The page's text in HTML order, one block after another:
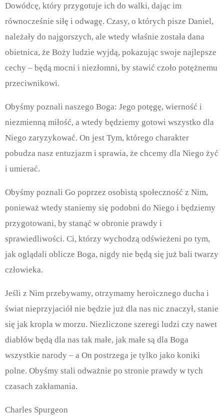
Dowódcę, który przygotuje ich do walki, dając im
równocześnie siłę i odwagę. Czasy, o których pisze Daniel,
należały do najgorszych, ale wtedy właśnie została dana
obietnica, że Boży ludzie wyjdą, pokazując swoje najlepsze
cechy – będą mocni i niezłomni, by stawić czoło potężnemu
przeciwnikowi.
Obyśmy poznali naszego Boga: Jego potęgę, wierność i
niezmienną miłość, a wtedy będziemy gotowi wszystko dla
Niego zaryzykować. On jest Tym, którego charakter
pobudza nasz entuzjazm i sprawia, że chcemy dla Niego żyć
i umierać.
Obyśmy poznali Go poprzez osobistą społeczność z Nim,
ponieważ wtedy staniemy się podobni do Niego i będziemy
przygotowani, by stanąć w obronie prawdy i
sprawiedliwości. Ci, którzy wychodzą odświeżeni po tym,
jak oglądali oblicze Boga, nigdy nie będą się już bali twarzy
człowieka.
Jeśli z Nim przebywamy, otrzymamy heroicznego ducha i
świat nieprzyjaciół nie będzie już dla nas nic znaczył, stanie
się jak kropla w morzu. Niezliczone szeregi ludzi czy nawet
diabłów będą dla nas tak małe, jak małe są dla Boga
wszystkie narody – a On postrzega je tylko jako koniki
polne. Obyśmy stali odważnie po stronie prawdy w tych
czasach zakłamania.
Charles Spurgeon